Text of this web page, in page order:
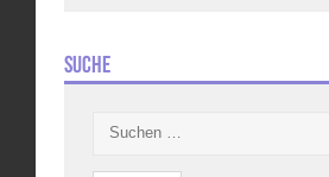
Suche
nach: